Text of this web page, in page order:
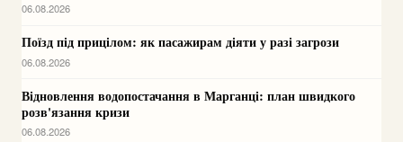
06.08.2026
Поїзд під прицілом: як пасажирам діяти у разі загрози
06.08.2026
Відновлення водопостачання в Марганці: план швидкого
розв'язання кризи
06.08.2026